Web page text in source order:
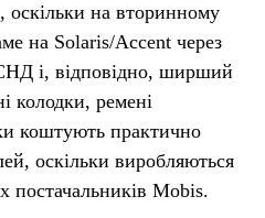
оскільки на вторинному
на Solaris/Accent через
СНД і, відповідно, ширший
колодки, ремені
коштують практично
оскільки виробляються
постачальників Mobis.